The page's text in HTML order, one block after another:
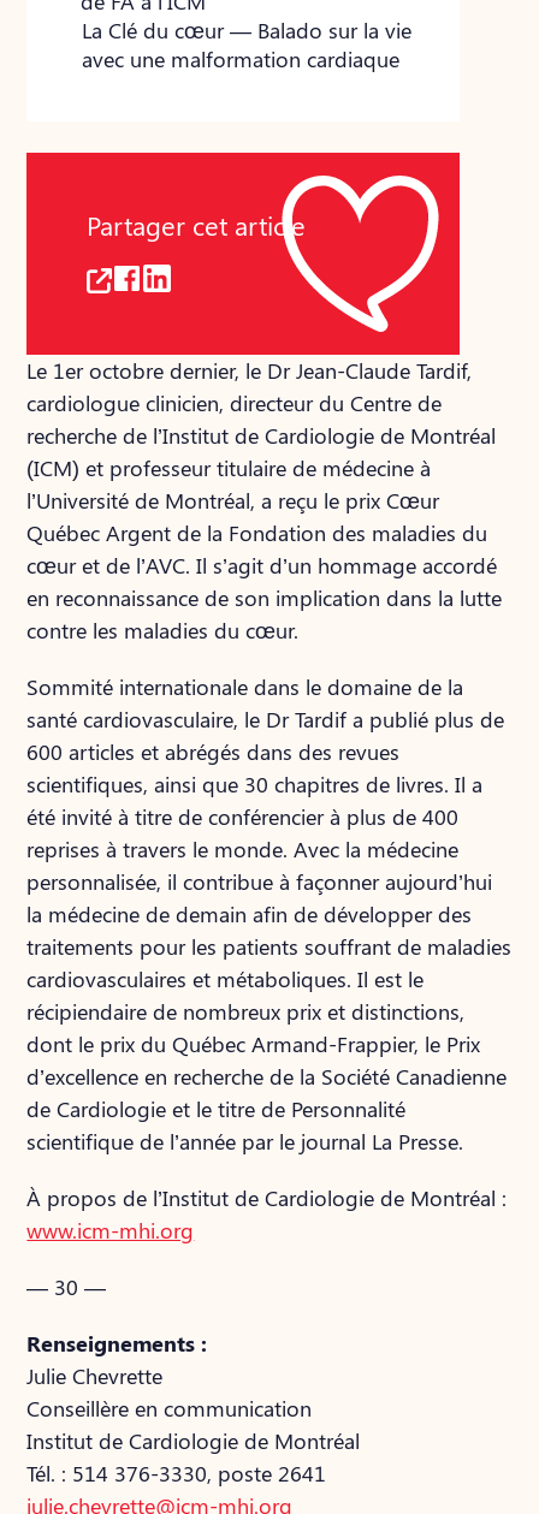
La Clé du cœur — Balado sur la vie
avec une malformation cardiaque
Partager cet article
Le 1er octobre dernier, le Dr Jean-Claude Tardif,
cardiologue clinicien, directeur du Centre de
recherche de l’Institut de Cardiologie de Montréal
(ICM) et professeur titulaire de médecine à
l’Université de Montréal, a reçu le prix Cœur
Québec Argent de la Fondation des maladies du
cœur et de l’AVC. Il s’agit d’un hommage accordé
en reconnaissance de son implication dans la lutte
contre les maladies du cœur.
Sommité internationale dans le domaine de la
santé cardiovasculaire, le Dr Tardif a publié plus de
600 articles et abrégés dans des revues
scientifiques, ainsi que 30 chapitres de livres. Il a
été invité à titre de conférencier à plus de 400
reprises à travers le monde. Avec la médecine
personnalisée, il contribue à façonner aujourd’hui
la médecine de demain afin de développer des
traitements pour les patients souffrant de maladies
cardiovasculaires et métaboliques. Il est le
récipiendaire de nombreux prix et distinctions,
dont le prix du Québec Armand-Frappier, le Prix
d’excellence en recherche de la Société Canadienne
de Cardiologie et le titre de Personnalité
scientifique de l’année par le journal La Presse.
À propos de l’Institut de Cardiologie de Montréal :
www.icm-mhi.org
— 30 —
Renseignements :
Julie Chevrette
Conseillère en communication
Institut de Cardiologie de Montréal
Tél. : 514 376-3330, poste 2641
julie.chevrette@icm-mhi.org